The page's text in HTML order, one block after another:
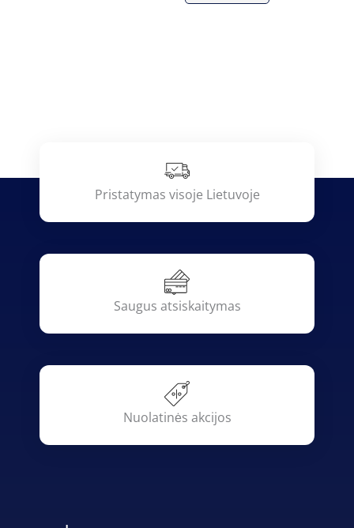
Pristatymas visoje Lietuvoje
Saugus atsiskaitymas
Nuolatinės akcijos